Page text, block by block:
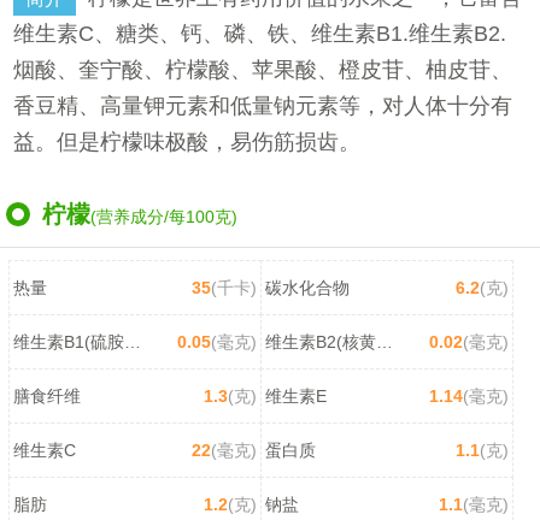
维生素C、糖类、钙、磷、铁、维生素B1.维生素B2.
烟酸、奎宁酸、柠檬酸、苹果酸、橙皮苷、柚皮苷、
香豆精、高量钾元素和低量钠元素等，对人体十分有
益。但是柠檬味极酸，易伤筋损齿。
柠檬(营养成分/每100克)
热量 35(千卡) 碳水化合物 6.2(克)
维生素B1(硫胺素) 0.05(毫克) 维生素B2(核黄素) 0.02(毫克)
膳食纤维 1.3(克) 维生素E 1.14(毫克)
维生素C 22(毫克) 蛋白质 1.1(克)
脂肪 1.2(克) 钠盐 1.1(毫克)